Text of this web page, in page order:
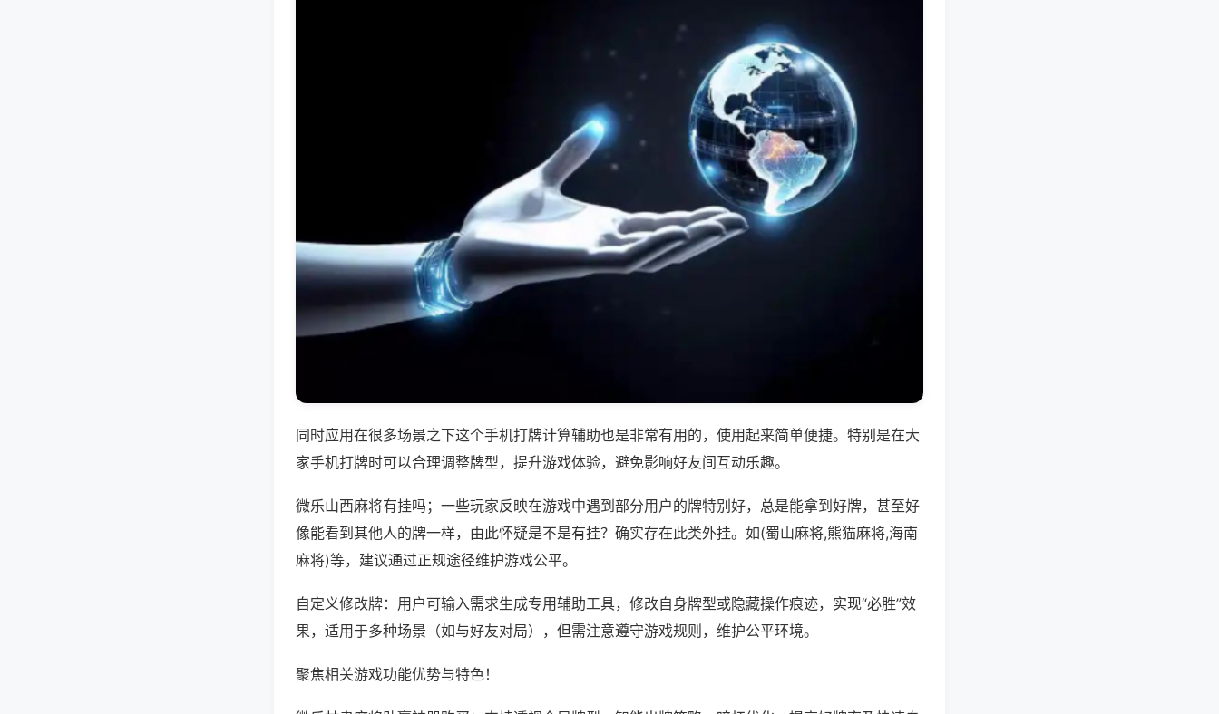
同时应用在很多场景之下这个手机打牌计算辅助也是非常有用的，使用起来简单便捷。特别是在大
家手机打牌时可以合理调整牌型，提升游戏体验，避免影响好友间互动乐趣。
微乐山西麻将有挂吗；一些玩家反映在游戏中遇到部分用户的牌特别好，总是能拿到好牌，甚至好
像能看到其他人的牌一样，由此怀疑是不是有挂？确实存在此类外挂。如(蜀山麻将,熊猫麻将,海南
麻将)等，建议通过正规途径维护游戏公平。
自定义修改牌：用户可输入需求生成专用辅助工具，修改自身牌型或隐藏操作痕迹，实现“必胜”效
果，适用于多种场景（如与好友对局），但需注意遵守游戏规则，维护公平环境。
聚焦相关游戏功能优势与特色！